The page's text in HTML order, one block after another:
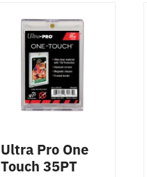
Ultra Pro One
Touch 35PT